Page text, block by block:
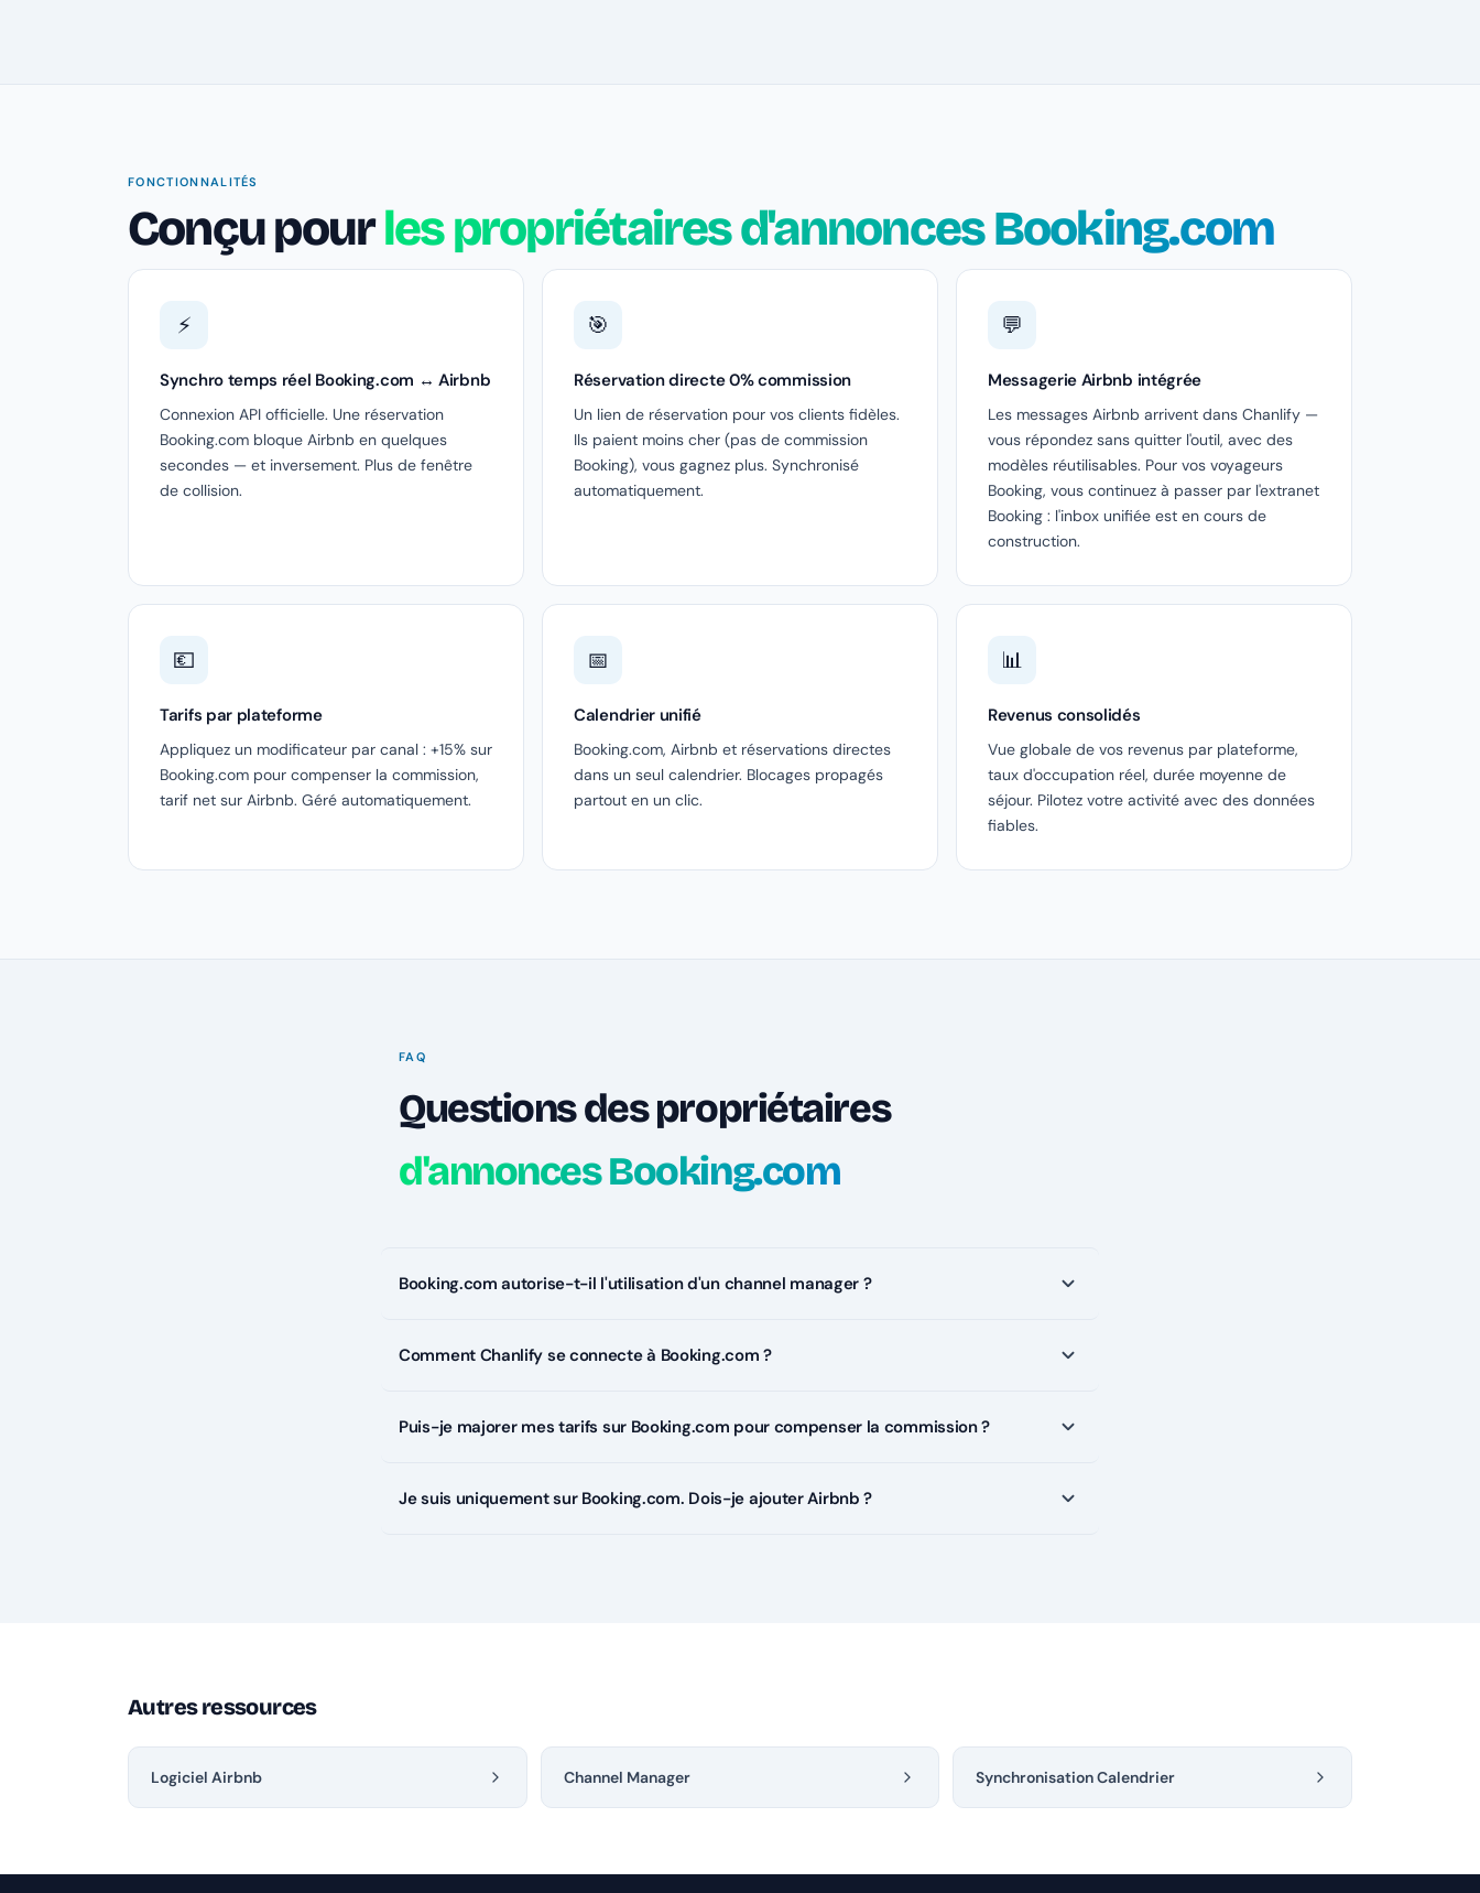
FONCTIONNALITÉS
Conçu pourles propriétaires d'annonces Booking.com
⚡
Synchro temps réel Booking.com ↔ Airbnb
Connexion API officielle. Une réservation
Booking.com bloque Airbnb en quelques
secondes — et inversement. Plus de fenêtre
de collision.
🎯
Réservation directe 0% commission
Un lien de réservation pour vos clients fidèles.
Ils paient moins cher (pas de commission
Booking), vous gagnez plus. Synchronisé
automatiquement.
💬
Messagerie Airbnb intégrée
Les messages Airbnb arrivent dans Chanlify —
vous répondez sans quitter l'outil, avec des
modèles réutilisables. Pour vos voyageurs
Booking, vous continuez à passer par l'extranet
Booking : l'inbox unifiée est en cours de
construction.
💶
Tarifs par plateforme
Appliquez un modificateur par canal : +15% sur
Booking.com pour compenser la commission,
tarif net sur Airbnb. Géré automatiquement.
📅
Calendrier unifié
Booking.com, Airbnb et réservations directes
dans un seul calendrier. Blocages propagés
partout en un clic.
📊
Revenus consolidés
Vue globale de vos revenus par plateforme,
taux d'occupation réel, durée moyenne de
séjour. Pilotez votre activité avec des données
fiables.
FAQ
Questions des propriétaires
d'annonces Booking.com
Booking.com autorise-t-il l'utilisation d'un channel manager ?
Comment Chanlify se connecte à Booking.com ?
Puis-je majorer mes tarifs sur Booking.com pour compenser la commission ?
Je suis uniquement sur Booking.com. Dois-je ajouter Airbnb ?
Autres ressources
Logiciel Airbnb Channel Manager Synchronisation Calendrier